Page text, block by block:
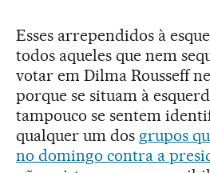
Esses arrependidos à
todos aqueles que nem
votar em Dilma Rousseff
porque se situam à
tampouco se sentem
qualquer um dos grupos
no domingo contra a